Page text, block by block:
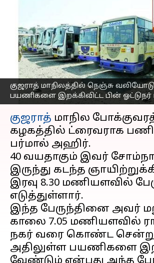
குஜராத் மாநிலத்தில் நெஞ்சு வலியோடு
பயணிகளை இறக்கிவிட்ட பின்
பேருந்து ஓட்டி
பயணிகளை
பின் ஓட்டுநர்
எழுதியவர் Nivetha P Apr 12, 2023 11:40 am
செய்தி முன்னோட்டம்
குஜராத் மாநில
கழகத்தில் ட்ரைவராக
பர்மால் அஹிர்.
40 வயதாகும் இவர்
இருந்து கடந்த
இரவு 8.30 மணியளவில்
எடுத்துள்ளார்.
இந்த பேருந்தினை அவர்
காலை 7.05 மணியளவில்
நகர் வரை கொண்ட
அதிலுள்ள பயணிகளை